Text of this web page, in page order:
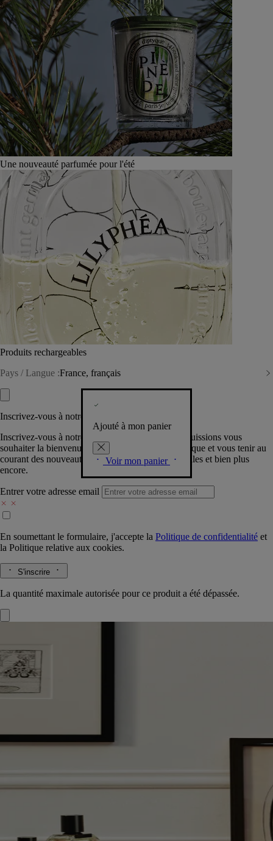
Une nouveauté parfumée pour l'été
Produits rechargeables
Pays / Langue :France, français
Ajouté à mon panier
Voir mon panier
Inscrivez-vous à notre Newsletter
Inscrivez-vous à notre newsletter pour que nous puissions vous
souhaiter la bienvenue dans la communauté Diptyque et vous tenir au
courant des nouveautés, événements, offres spéciales et bien plus
encore.
Entrer votre adresse email
En soumettant le formulaire, j'accepte la Politique de confidentialité et
la Politique relative aux cookies.
S'inscrire
La quantité maximale autorisée pour ce produit a été dépassée.